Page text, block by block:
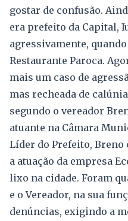
gostar de confusão.
era prefeito da Capital,
agressivamente,
Restaurante Paroca.
mais um caso de
mas recheada de
segundo o vereador
atuante na Câmara
Líder do Prefeito, Breno
a atuação da empresa
lixo na cidade. Foram
e o Vereador, na sua
denúncias, exigindo a